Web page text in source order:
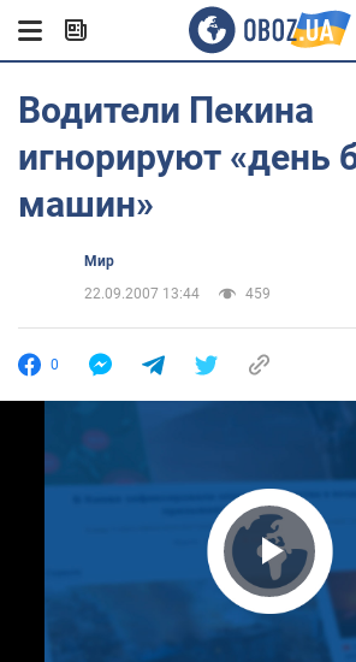
Водители Пекина
игнорируют «день
машин»
Мир
22.09.2007 13:44
459
0
Play